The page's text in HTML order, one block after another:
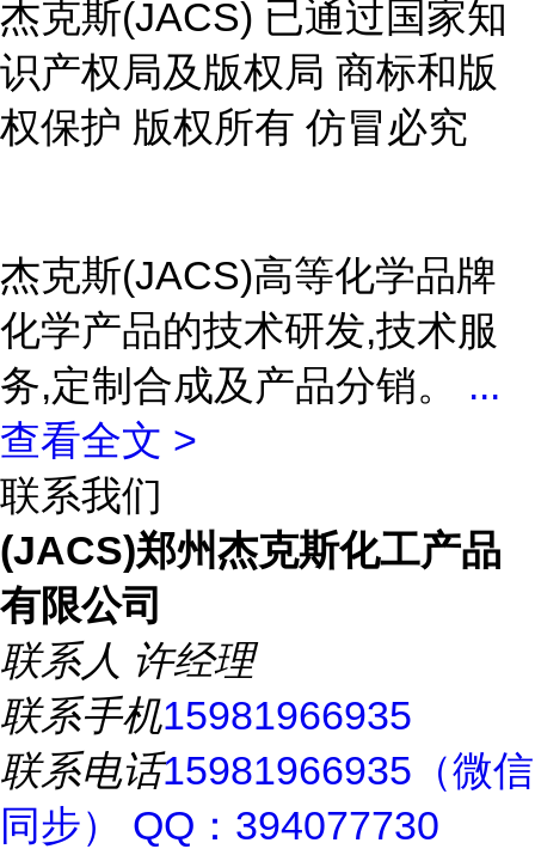
杰克斯(JACS) 已通过国家知
识产权局及版权局 商标和版
权保护 版权所有 仿冒必究
杰克斯(JACS)高等化学品牌
化学产品的技术研发,技术服
务,定制合成及产品分销。 ...
查看全文 >
联系我们
(JACS)郑州杰克斯化工产品
有限公司
联系人 许经理
联系手机15981966935
联系电话15981966935（微信
同步） QQ：394077730